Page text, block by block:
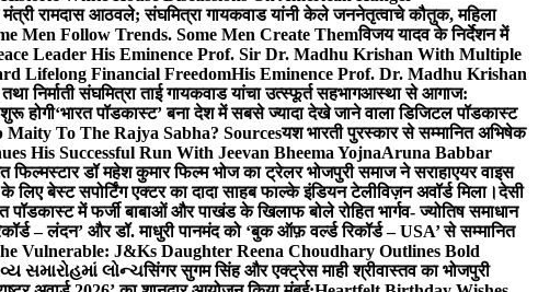
मंत्री रामदास आठवले; संघमित्रा गायकवाड यांनी केले जननेतृत्वाचे कौतुक, महिला
Men Follow Trends. Some Men Create Themविजय यादव के निर्देशन में
Leader His Eminence Prof. Sir Dr. Madhu Krishan With Multiple
Lifelong Financial FreedomHis Eminence Prof. Dr. Madhu Krishan
निर्माती संघमित्रा ताई गायकवाड यांचा उत्स्फूर्त सहभागआस्था से आगाज:
होगी‘भारत पॉडकास्ट’ बना देश में सबसे ज्यादा देखे जाने वाला डिजिटल पॉडकास्ट
To The Rajya Sabha? Sourcesयश भारती पुरस्कार से सम्मानित अभिषेक
His Successful Run With Jeevan Bheema YojnaAruna Babbar
फिल्मस्टार डॉ महेश कुमार फिल्म भोज का ट्रेलर भोजपुरी समाज ने सराहाएयर वाइस
लिए बेस्ट सपोर्टिंग एक्टर का दादा साहब फाल्के इंडियन टेलीविज़न अवॉर्ड मिला।देसी
पॉडकास्ट में फर्जी बाबाओं और पाखंड के खिलाफ बोले रोहित भार्गव- ज्योतिष समाधान
– लंदन’ और डॉ. माधुरी पानमंद को ‘बुक ऑफ़ वर्ल्ड रिकॉर्ड – USA’ से सम्मानित
Vulnerable: J&Ks Daughter Reena Choudhary Outlines Bold
સમારોહમાં લોન્ચसिंगर सुगम सिंह और एक्ट्रेस माही श्रीवास्तव का भोजपुरी